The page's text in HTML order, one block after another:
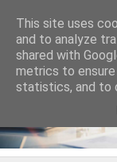
This site uses
and to analyze
shared with
metrics to
statistics, and to